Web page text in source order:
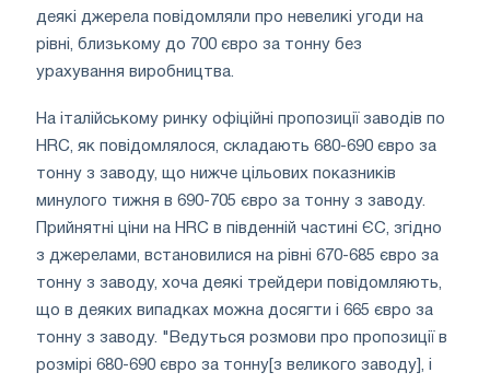
деякі джерела повідомляли про невеликі угоди на
рівні, близькому до 700 євро за тонну без
урахування виробництва.
На італійському ринку офіційні пропозиції заводів по
HRC, як повідомлялося, складають 680-690 євро за
тонну з заводу, що нижче цільових показників
минулого тижня в 690-705 євро за тонну з заводу.
Прийнятні ціни на HRC в південній частині ЄС, згідно
з джерелами, встановилися на рівні 670-685 євро за
тонну з заводу, хоча деякі трейдери повідомляють,
що в деяких випадках можна досягти і 665 євро за
тонну з заводу. "Ведуться розмови про пропозиції в
розмірі 680-690 євро за тонну[з великого заводу], і